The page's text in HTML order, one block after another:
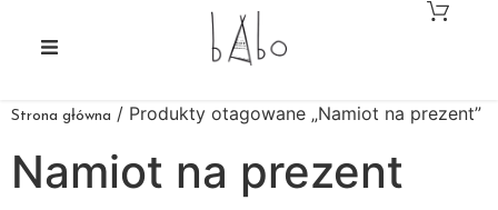
Strona główna / Produkty otagowane „Namiot na prezent”
Namiot na prezent